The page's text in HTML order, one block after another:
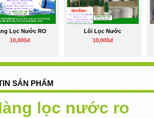
Lọc Nước RO
10,000đ
Lõi Lọc Nước
10,000đ
SẢN PHẨM
lọc nước ro